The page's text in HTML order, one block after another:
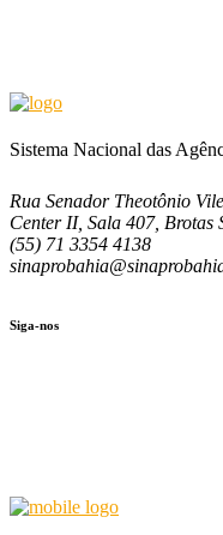
Sistema Nacional das
Rua Senador Theotônio
Center II, Sala 407, Brotas
(55) 71 3354 4138
Siga-nos
Seg - Sex 9.00 - 18.00